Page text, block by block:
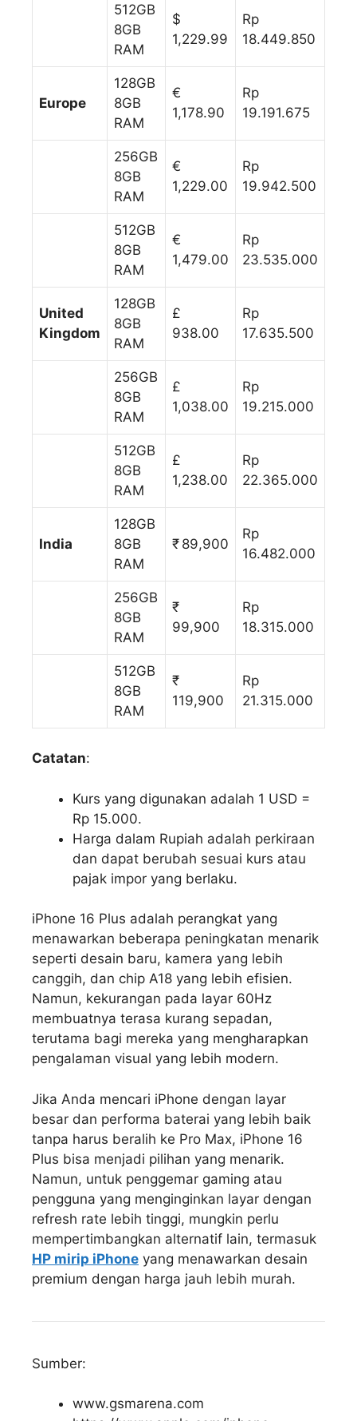
512GB
8GB
RAM
$
1,229.99
Rp
18.449.850
Europe
128GB
8GB
RAM
€
1,178.90
Rp
19.191.675
256GB
8GB
RAM
€
1,229.00
Rp
19.942.500
512GB
8GB
RAM
€
1,479.00
Rp
23.535.000
United
Kingdom
128GB
8GB
RAM
£
938.00
Rp
17.635.500
256GB
8GB
RAM
£
1,038.00
Rp
19.215.000
512GB
8GB
RAM
£
1,238.00
Rp
22.365.000
India
128GB
8GB
RAM
₹ 89,900
Rp
16.482.000
256GB
8GB
RAM
₹
99,900
Rp
18.315.000
512GB
8GB
RAM
₹
119,900
Rp
21.315.000
Catatan:
Kurs yang digunakan adalah 1 USD =
Rp 15.000.
Harga dalam Rupiah adalah perkiraan
dan dapat berubah sesuai kurs atau
pajak impor yang berlaku.
iPhone 16 Plus adalah perangkat yang
menawarkan beberapa peningkatan menarik
seperti desain baru, kamera yang lebih
canggih, dan chip A18 yang lebih efisien.
Namun, kekurangan pada layar 60Hz
membuatnya terasa kurang sepadan,
terutama bagi mereka yang mengharapkan
pengalaman visual yang lebih modern.
Jika Anda mencari iPhone dengan layar
besar dan performa baterai yang lebih baik
tanpa harus beralih ke Pro Max, iPhone 16
Plus bisa menjadi pilihan yang menarik.
Namun, untuk penggemar gaming atau
pengguna yang menginginkan layar dengan
refresh rate lebih tinggi, mungkin perlu
mempertimbangkan alternatif lain, termasuk
HP mirip iPhone yang menawarkan desain
premium dengan harga jauh lebih murah.
Sumber:
www.gsmarena.com